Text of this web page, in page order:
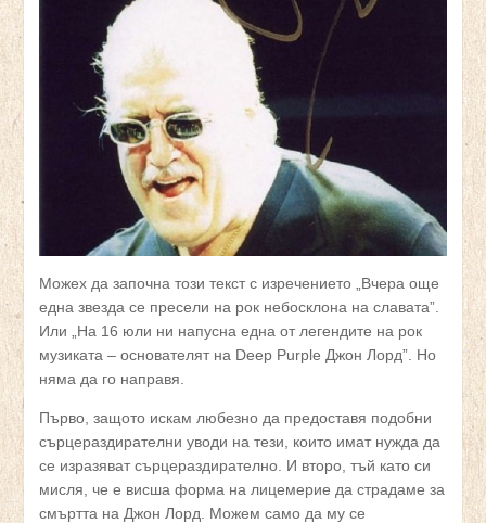
Можех да започна този текст с изречението „Вчера още
една звезда се пресели на рок небосклона на славата”.
Или „На 16 юли ни напусна една от легендите на рок
музиката – основателят на Deep Purple Джон Лорд”. Но
няма да го направя.
Първо, защото искам любезно да предоставя подобни
сърцераздирателни уводи на тези, които имат нужда да
се изразяват сърцераздирателно. И второ, тъй като си
мисля, че е висша форма на лицемерие да страдаме за
смъртта на Джон Лорд. Можем само да му се